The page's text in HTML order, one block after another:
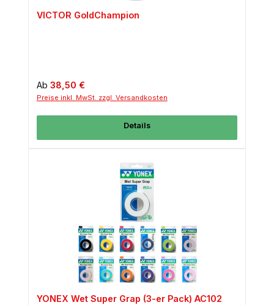
VICTOR GoldChampion
Regulärer Preis:
Ab 38,50 €
Preise inkl. MwSt. zzgl. Versandkosten
Details
YONEX Wet Super Grap (3-er Pack) AC102